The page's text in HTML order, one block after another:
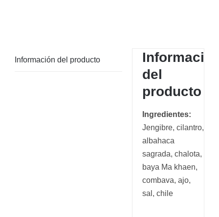
Información del producto
del
producto
Ingredientes:
Jengibre, cilantro,
albahaca
sagrada, chalota,
baya Ma khaen,
combava, ajo,
sal, chile